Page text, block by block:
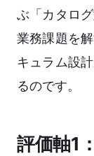
ぶ「カタロ
業務課題を
キュラム設
るのです。
評価軸1